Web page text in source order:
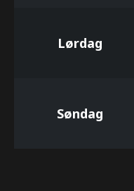
Lørdag
Søndag